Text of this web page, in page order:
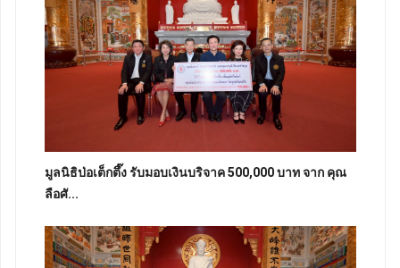
มูลนิธิป่อเต็กตึ๊ง รับมอบเงินบริจาค 500,000 บาท จาก คุณ
ลือศั...